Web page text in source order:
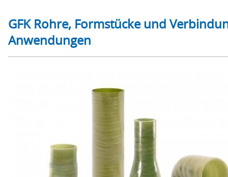
GFK Rohre, Formstücke und
Anwendungen